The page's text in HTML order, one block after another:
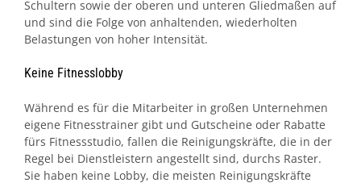
Schultern sowie der oberen und unteren Gliedmaßen auf
und sind die Folge von anhaltenden, wiederholten
Belastungen von hoher Intensität.
Keine Fitnesslobby
Während es für die Mitarbeiter in großen Unternehmen
eigene Fitnesstrainer gibt und Gutscheine oder Rabatte
fürs Fitnessstudio, fallen die Reinigungskräfte, die in der
Regel bei Dienstleistern angestellt sind, durchs Raster.
Sie haben keine Lobby, die meisten Reinigungskräfte